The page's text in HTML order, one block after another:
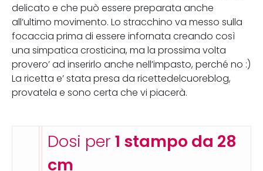
delicato e che può essere preparata anche
all’ultimo movimento. Lo stracchino va messo sulla
focaccia prima di essere infornata creando così
una simpatica crosticina, ma la prossima volta
provero’ ad inserirlo anche nell’impasto, perché no :)
La ricetta e’ stata presa da ricettedelcuoreblog,
provatela e sono certa che vi piacerà.
Dosi per 1 stampo da 28
cm